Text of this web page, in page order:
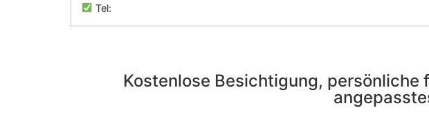
Tel:
Kostenlose Besichtigung, persönliche